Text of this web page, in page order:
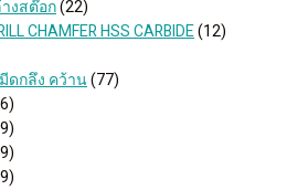
งสต๊อก(22)
CHAMFER HSS CARBIDE(12)
มีดกลึง คว้าน(77)